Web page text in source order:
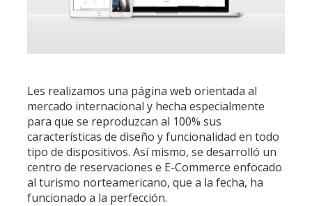
Les realizamos una página web orientada al
mercado internacional y hecha especialmente
para que se reproduzcan al 100% sus
características de diseño y funcionalidad en todo
tipo de dispositivos. Así mismo, se desarrolló un
centro de reservaciones e E-Commerce enfocado
al turismo norteamericano, que a la fecha, ha
funcionado a la perfección.